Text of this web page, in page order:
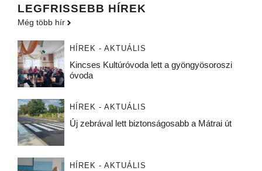
LEGFRISSEBB HÍREK
Még több hír
HÍREK - AKTUÁLIS
Kincses Kultúróvoda lett a gyöngyösoroszi
óvoda
HÍREK - AKTUÁLIS
Új zebrával lett biztonságosabb a Mátrai út
HÍREK - AKTUÁLIS